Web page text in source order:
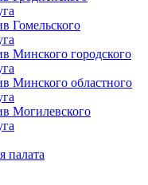
Гомельского
Минского городского
Минского областного
Могилевского
палата